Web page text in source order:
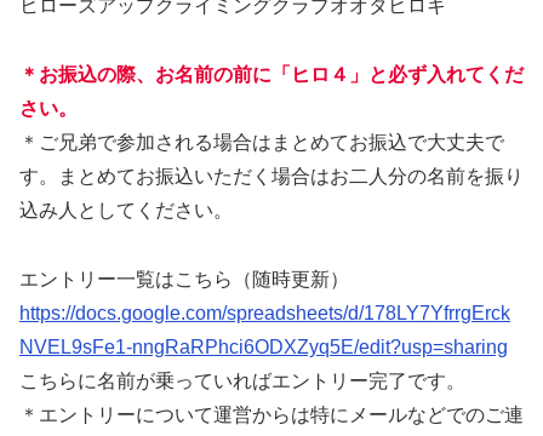
ヒローズアップクライミングクラブオオタヒロキ
＊お振込の際、お名前の前に「ヒロ４」と必ず入れてくだ
さい。
＊ご兄弟で参加される場合はまとめてお振込で大丈夫で
す。まとめてお振込いただく場合はお二人分の名前を振り
込み人としてください。
エントリー一覧はこちら（随時更新）
https://docs.google.com/spreadsheets/d/178LY7YfrrgErck
NVEL9sFe1-nngRaRPhci6ODXZyq5E/edit?usp=sharing
こちらに名前が乗っていればエントリー完了です。
＊エントリーについて運営からは特にメールなどでのご連